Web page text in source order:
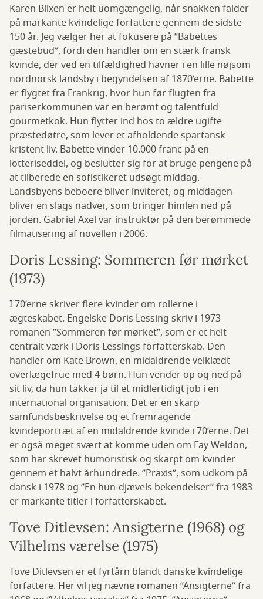
Karen Blixen er helt uomgængelig, når snakken falder
på markante kvindelige forfattere gennem de sidste
150 år. Jeg vælger her at fokusere på ”Babettes
gæstebud”, fordi den handler om en stærk fransk
kvinde, der ved en tilfældighed havner i en lille nøjsom
nordnorsk landsby i begyndelsen af 1870’erne. Babette
er flygtet fra Frankrig, hvor hun før flugten fra
pariserkommunen var en berømt og talentfuld
gourmetkok. Hun flytter ind hos to ældre ugifte
præstedøtre, som lever et afholdende spartansk
kristent liv. Babette vinder 10.000 franc på en
lotteriseddel, og beslutter sig for at bruge pengene på
at tilberede en sofistikeret udsøgt middag.
Landsbyens beboere bliver inviteret, og middagen
bliver en slags nadver, som bringer himlen ned på
jorden. Gabriel Axel var instruktør på den berømmede
filmatisering af novellen i 2006.
Doris Lessing: Sommeren før mørket
(1973)
I 70’erne skriver flere kvinder om rollerne i
ægteskabet. Engelske Doris Lessing skriv i 1973
romanen ”Sommeren før mørket”, som er et helt
centralt værk i Doris Lessings forfatterskab. Den
handler om Kate Brown, en midaldrende velklædt
overlægefrue med 4 børn. Hun vender op og ned på
sit liv, da hun takker ja til et midlertidigt job i en
international organisation. Det er en skarp
samfundsbeskrivelse og et fremragende
kvindeportræt af en midaldrende kvinde i 70’erne. Det
er også meget svært at komme uden om Fay Weldon,
som har skrevet humoristisk og skarpt om kvinder
gennem et halvt århundrede. ”Praxis”, som udkom på
dansk i 1978 og ”En hun-djævels bekendelser” fra 1983
er markante titler i forfatterskabet.
Tove Ditlevsen: Ansigterne (1968) og
Vilhelms værelse (1975)
Tove Ditlevsen er et fyrtårn blandt danske kvindelige
forfattere. Her vil jeg nævne romanen ”Ansigterne” fra